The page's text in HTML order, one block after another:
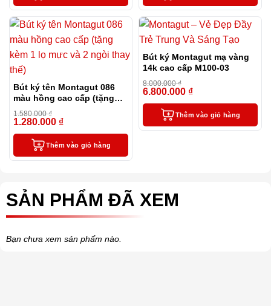
Bút ký tên Montagut 086
màu hồng cao cấp (tặng
kèm 1 lọ mực và 2 ngòi
thay thế)
1.580.000₫
1.280.000 ₫
Thêm vào giỏ hàng
Bút ký Montagut mạ vàng
14k cao cấp M100-03
8.000.000₫
6.800.000 ₫
Thêm vào giỏ hàng
SẢN PHẨM ĐÃ XEM
Bạn chưa xem sản phẩm nào.